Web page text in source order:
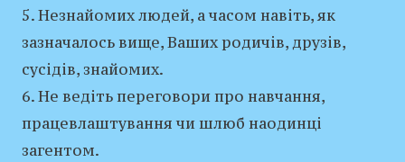
5. Незнайомих людей, а часом навіть, як
зазначалось вище, Ваших родичів, друзів,
сусідів, знайомих.
6. Не ведіть переговори про навчання,
працевлаштування чи шлюб наодинці
загентом.